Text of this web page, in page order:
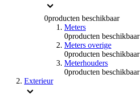
0producten beschikbaar
Meters
0producten beschikbaar
Meters overige
0producten beschikbaar
Meterhouders
0producten beschikbaar
Exterieur